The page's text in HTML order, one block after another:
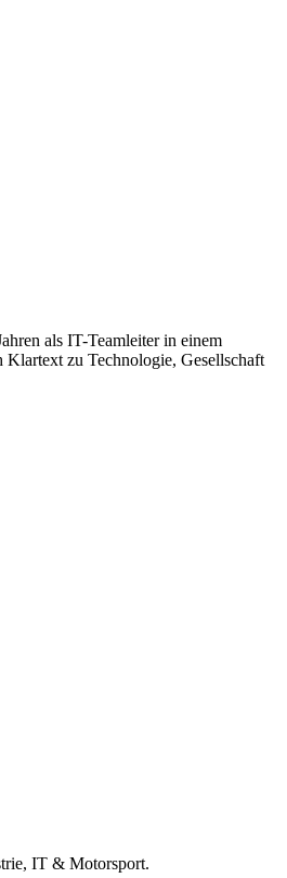
als IT-Teamleiter in einem
zu Technologie, Gesellschaft
IT & Motorsport.